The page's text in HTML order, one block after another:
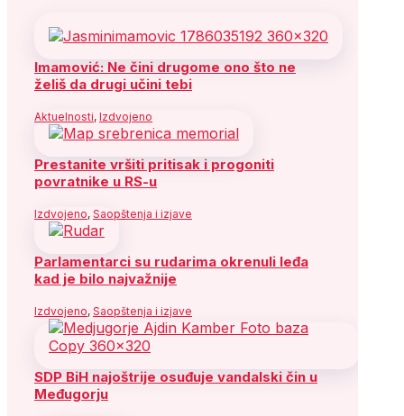
Imamović: Ne čini drugome ono što ne
želiš da drugi učini tebi
Aktuelnosti, Izdvojeno
Prestanite vršiti pritisak i progoniti
povratnike u RS-u
Izdvojeno, Saopštenja i izjave
Parlamentarci su rudarima okrenuli leđa
kad je bilo najvažnije
Izdvojeno, Saopštenja i izjave
SDP BiH najoštrije osuđuje vandalski čin u
Međugorju